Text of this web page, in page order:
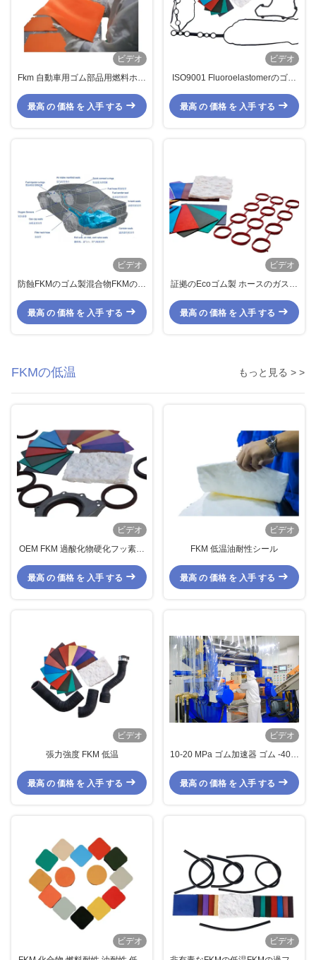
ビデオ
Fkm 自動車用ゴム部品用燃料ホー
最高 の 価格 を 入手 する
ビデオ
ISO9001 Fluoroelastomerのゴム
で低い圧縮セット
最高 の 価格 を 入手 する
ビデオ
防蝕FKMのゴム製混合物FKMの共
器はシールに油をさす
最高 の 価格 を 入手 する
ビデオ
証拠のEcoゴム製 ホースのガスケ
ゴム製混合物を身に着けなさいタ
最高 の 価格 を 入手 する
FKMの低温 もっと見る > >
ビデオ
OEM FKM 過酸化物硬化フッ素ゴ
最高 の 価格 を 入手 する
ビデオ
FKM 低温油耐性シール
最高 の 価格 を 入手 する
ビデオ
張力強度 FKM 低温
最高 の 価格 を 入手 する
ビデオ
10-20 MPa ゴム加速器 ゴム -40〜
最高 の 価格 を 入手 する
ビデオ
ビデオ